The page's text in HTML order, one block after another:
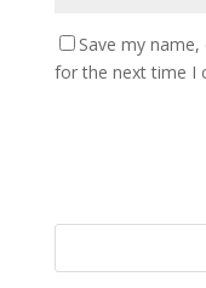
Save my
for the next time I